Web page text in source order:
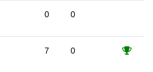
0 0
7 0